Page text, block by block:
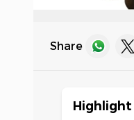
Share
Highlight